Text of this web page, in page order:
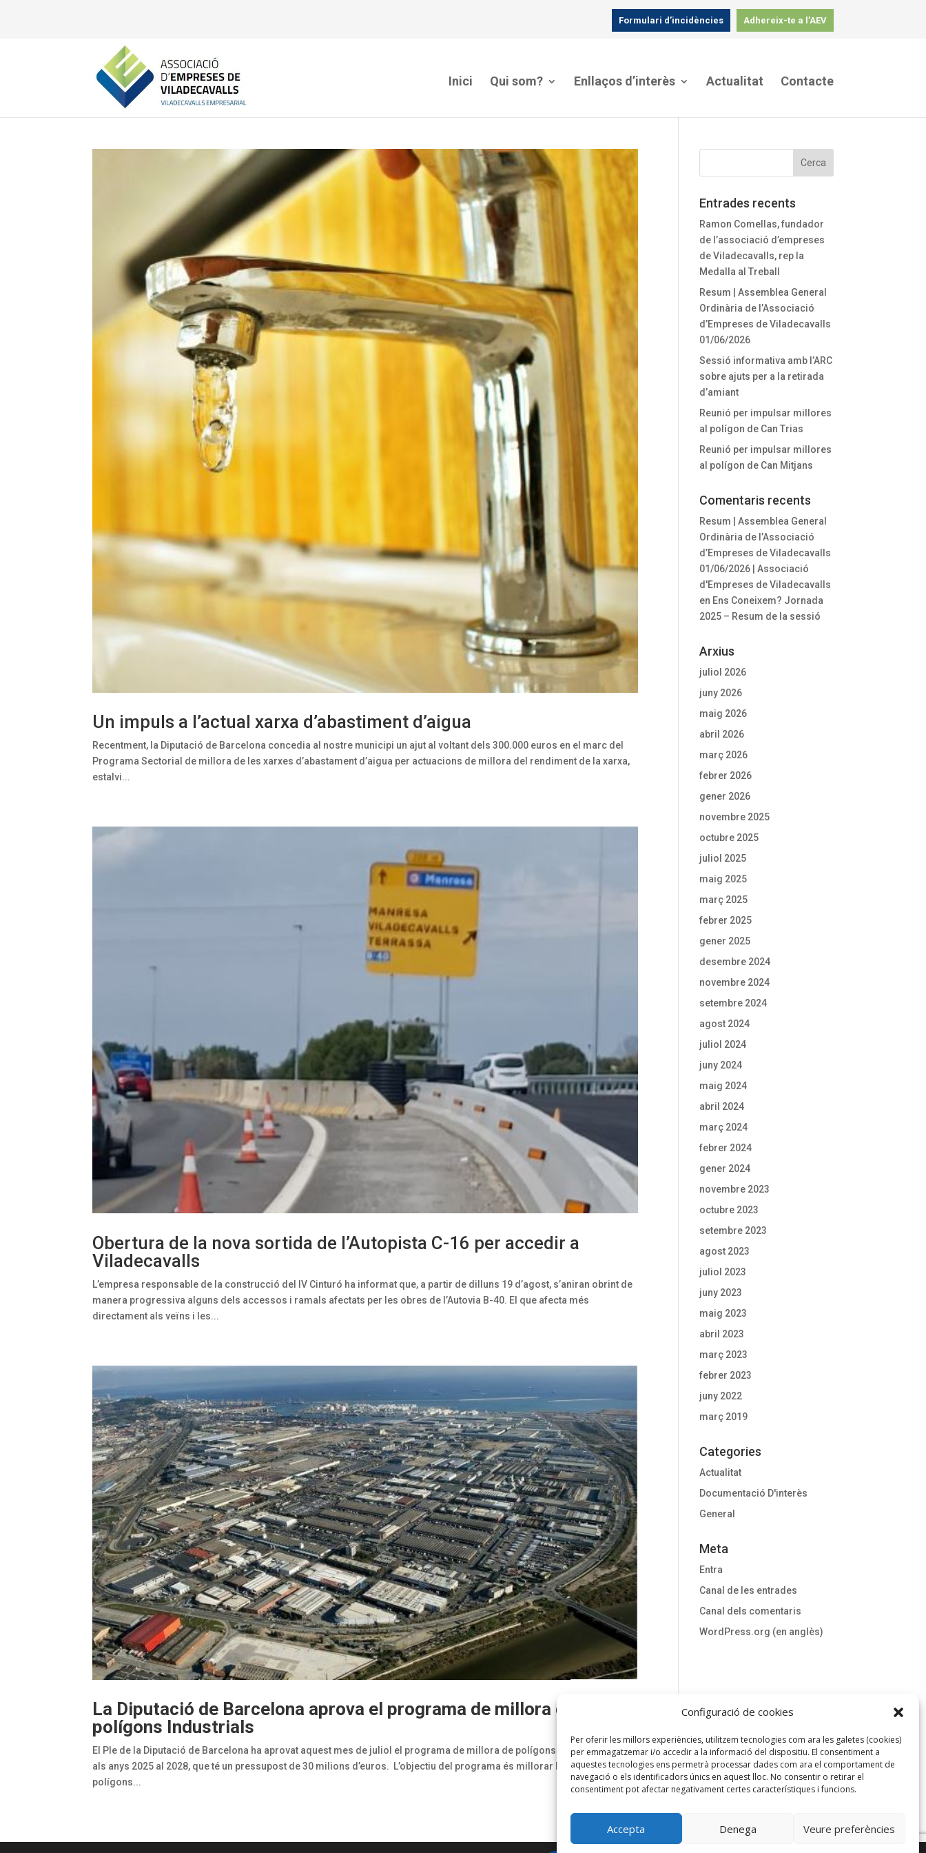
Configuració de cookies
Per oferir les millors experiències, utilitzem tecnologies com ara les galetes (cookies)
per emmagatzemar i/o accedir a la informació del dispositiu. El consentiment a
aquestes tecnologies ens permetrà processar dades com ara el comportament de
navegació o els identificadors únics en aquest lloc. No consentir o retirar el
consentiment pot afectar negativament certes característiques i funcions.
Accepta Denega Veure preferències
Formulari d’incidències Adhereix-te a l’AEV
Inici Qui som? Enllaços d’interès Actualitat Contacte
Un impuls a l’actual xarxa d’abastiment d’aigua
Recentment, la Diputació de Barcelona concedia al nostre municipi un ajut al voltant dels 300.000 euros en el marc del
Programa Sectorial de millora de les xarxes d’abastament d’aigua per actuacions de millora del rendiment de la xarxa,
estalvi...
Obertura de la nova sortida de l’Autopista C-16 per accedir a
Viladecavalls
L’empresa responsable de la construcció del IV Cinturó ha informat que, a partir de dilluns 19 d’agost, s’aniran obrint de
manera progressiva alguns dels accessos i ramals afectats per les obres de l’Autovia B-40. El que afecta més
directament als veïns i les...
La Diputació de Barcelona aprova el programa de millora de
polígons Industrials
El Ple de la Diputació de Barcelona ha aprovat aquest mes de juliol el programa de millora de polígons industrials per
als anys 2025 al 2028, que té un pressupost de 30 milions d’euros. L’objectiu del programa és millorar la qualitat dels
polígons...
Entrades recents
Ramon Comellas, fundador
de l’associació d’empreses
de Viladecavalls, rep la
Medalla al Treball
Resum | Assemblea General
Ordinària de l’Associació
d’Empreses de Viladecavalls
01/06/2026
Sessió informativa amb l’ARC
sobre ajuts per a la retirada
d’amiant
Reunió per impulsar millores
al polígon de Can Trias
Reunió per impulsar millores
al polígon de Can Mitjans
Comentaris recents
Resum | Assemblea General
Ordinària de l’Associació
d’Empreses de Viladecavalls
01/06/2026 | Associació
d'Empreses de Viladecavalls
en Ens Coneixem? Jornada
2025 – Resum de la sessió
Arxius
juliol 2026
juny 2026
maig 2026
abril 2026
març 2026
febrer 2026
gener 2026
novembre 2025
octubre 2025
juliol 2025
maig 2025
març 2025
febrer 2025
gener 2025
desembre 2024
novembre 2024
setembre 2024
agost 2024
juliol 2024
juny 2024
maig 2024
abril 2024
març 2024
febrer 2024
gener 2024
novembre 2023
octubre 2023
setembre 2023
agost 2023
juliol 2023
juny 2023
maig 2023
abril 2023
març 2023
febrer 2023
juny 2022
març 2019
Categories
Actualitat
Documentació D'interès
General
Meta
Entra
Canal de les entrades
Canal dels comentaris
WordPress.org (en anglès)